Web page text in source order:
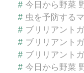
# 今日から野菜
# 虫を予防する
# ブリリアント
# ブリリアント
# ブリリアント
# 今日から野菜